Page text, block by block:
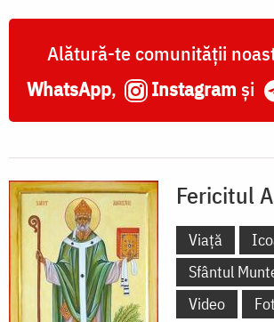
Alătură-te comunității
WhatsApp, Instagram și
Fericitul
Viață
Sfântul
Video